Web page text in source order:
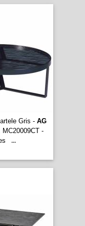
Gris - AG
-
...